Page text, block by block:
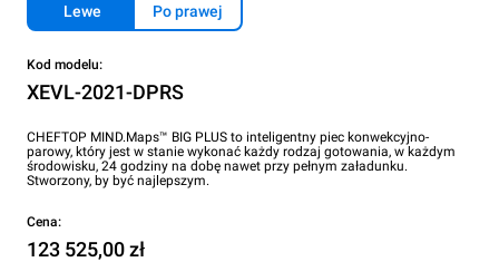
Lewe Po prawej
Kod modelu:
XEVL-2021-DPRS
CHEFTOP MIND.Maps™ BIG PLUS to inteligentny piec konwekcyjno-
parowy, który jest w stanie wykonać każdy rodzaj gotowania, w każdym
środowisku, 24 godziny na dobę nawet przy pełnym załadunku.
Stworzony, by być najlepszym.
Cena:
123 525,00 zł